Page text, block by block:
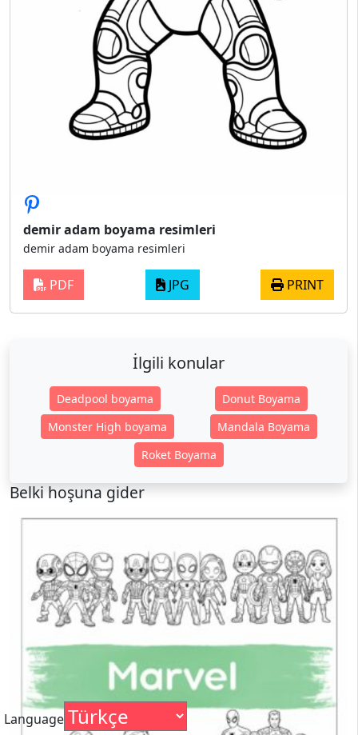
demir adam boyama resimleri
demir adam boyama resimleri
PDF JPG PRINT
İlgili konular
Deadpool boyama
Donut Boyama
Monster High boyama
Mandala Boyama
Roket Boyama
Belki hoşuna gider
Language